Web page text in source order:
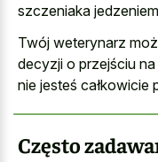
szczeniaka
Twój weterynarz
decyzji o przejściu
nie jesteś całkowicie
Często